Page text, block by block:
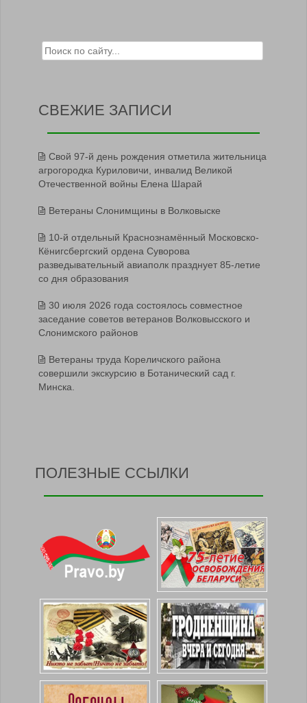
Search for:
СВЕЖИЕ ЗАПИСИ
Свой 97-й день рождения отметила жительница
агрогородка Куриловичи, инвалид Великой
Отечественной войны Елена Шарай
Ветераны Слонимщины в Волковыске
10-й отдельный Краснознамённый Московско-
Кёнигсбергский ордена Суворова
разведывательный авиаполк празднует 85-летие
со дня образования
30 июля 2026 года состоялось совместное
заседание советов ветеранов Волковысского и
Слонимского районов
Ветераны труда Кореличского района
совершили экскурсию в Ботанический сад г.
Минска.
ПОЛЕЗНЫЕ ССЫЛКИ